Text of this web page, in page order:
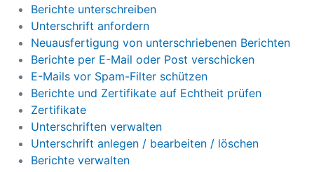
Berichte unterschreiben
Unterschrift anfordern
Neuausfertigung von unterschriebenen Berichten
Berichte per E-Mail oder Post verschicken
E-Mails vor Spam-Filter schützen
Berichte und Zertifikate auf Echtheit prüfen
Zertifikate
Unterschriften verwalten
Unterschrift anlegen / bearbeiten / löschen
Berichte verwalten